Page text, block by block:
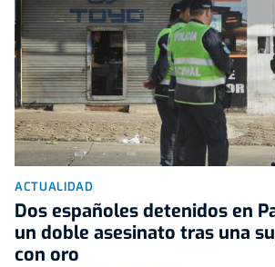
ACTUALIDAD
Dos españoles detenidos en
un doble asesinato tras una
con oro